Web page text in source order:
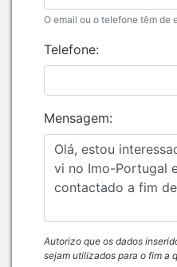
O email ou o telefone têm de
Telefone:
Mensagem:
Autorizo que os dados
sejam utilizados para o fim a